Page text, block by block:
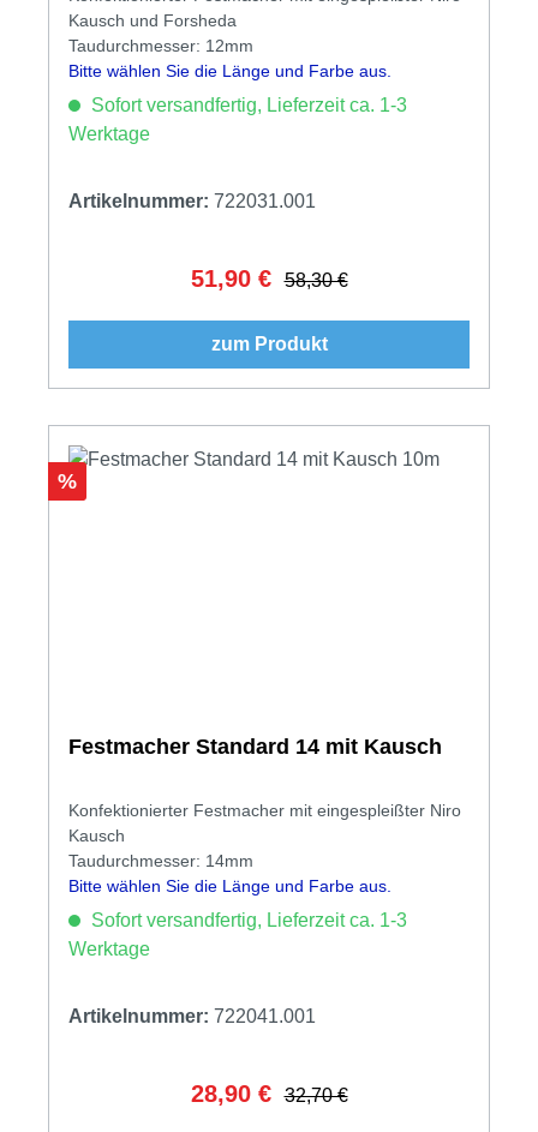
Kausch und Forsheda
Taudurchmesser: 12mm
Bitte wählen Sie die Länge und Farbe aus.
Sofort versandfertig, Lieferzeit ca. 1-3
Werktage
Artikelnummer: 722031.001
Verkaufspreis:
51,90 € Regulärer Preis:
58,30 €
zum Produkt
Rabatt
%
Festmacher Standard 14 mit Kausch
Konfektionierter Festmacher mit eingespleißter Niro
Kausch
Taudurchmesser: 14mm
Bitte wählen Sie die Länge und Farbe aus.
Sofort versandfertig, Lieferzeit ca. 1-3
Werktage
Artikelnummer: 722041.001
Verkaufspreis:
28,90 € Regulärer Preis:
32,70 €